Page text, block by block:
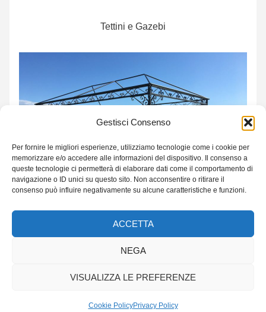
Gestisci Consenso
Per fornire le migliori esperienze, utilizziamo tecnologie come i cookie per
memorizzare e/o accedere alle informazioni del dispositivo. Il consenso a
queste tecnologie ci permetterà di elaborare dati come il comportamento di
navigazione o ID unici su questo sito. Non acconsentire o ritirare il
consenso può influire negativamente su alcune caratteristiche e funzioni.
ACCETTA
NEGA
VISUALIZZA LE PREFERENZE
Cookie PolicyPrivacy Policy
Tettini e Gazebi